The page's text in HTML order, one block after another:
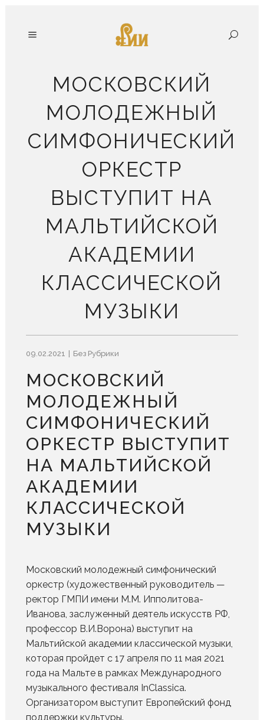
МОСКОВСКИЙ
МОЛОДЕЖНЫЙ
СИМФОНИЧЕСКИЙ
ОРКЕСТР
ВЫСТУПИТ НА
МАЛЬТИЙСКОЙ
АКАДЕМИИ
КЛАССИЧЕСКОЙ
МУЗЫКИ
09.02.2021 Без Рубрики
МОСКОВСКИЙ
МОЛОДЕЖНЫЙ
СИМФОНИЧЕСКИЙ
ОРКЕСТР ВЫСТУПИТ
НА МАЛЬТИЙСКОЙ
АКАДЕМИИ
КЛАССИЧЕСКОЙ
МУЗЫКИ
Московский молодежный симфонический
оркестр (художественный руководитель —
ректор ГМПИ имени М.М. Ипполитова-
Иванова, заслуженный деятель искусств РФ,
профессор В.И.Ворона) выступит на
Мальтийской академии классической музыки,
которая пройдет с 17 апреля по 11 мая 2021
года на Мальте в рамках Международного
музыкального фестиваля InClassica.
Организатором выступит Европейский фонд
поддержки культуры.